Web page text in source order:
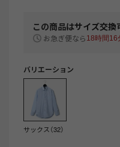
この商品はサイズ交換
お急ぎ便なら 18時間16
バリエーション
サックス（32）